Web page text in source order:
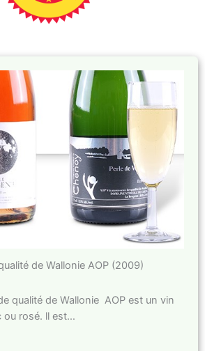
de Wallonie AOP (2009)
qualité de Wallonie AOP est un vin
ou rosé. ll est…